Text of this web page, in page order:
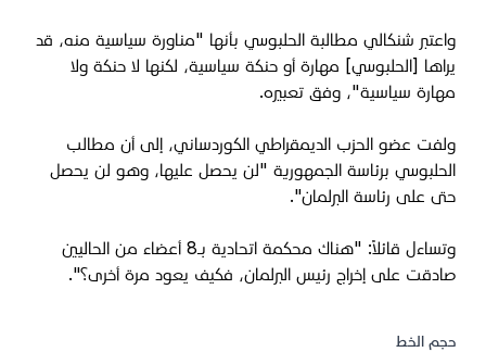
واعتبر شنكالي مطالبة الحلبوسي بأنها "مناورة سياسية منه، قد
يراها [الحلبوسي] مهارة أو حنكة سياسية، لكنها لا حنكة ولا
مهارة سياسية"، وفق تعبيره.
ولفت عضو الحزب الديمقراطي الكوردساني، إلى أن مطالب
الحلبوسي برئاسة الجمهورية "لن يحصل عليها، وهو لن يحصل
حتى على رئاسة البرلمان".
وتساءل قائلاً: "هناك محكمة اتحادية بـ8 أعضاء من الحاليين
صادقت على إخراج رئيس البرلمان، فكيف يعود مرة أخرى؟".
حجم الخط